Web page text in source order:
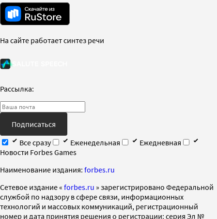
На сайте работает синтез речи
Рассылка:
Подписаться
Все сразу
Еженедельная
Ежедневная
Новости Forbes Games
Наименование издания: forbes.ru
Cетевое издание « forbes.ru » зарегистрировано Федеральной
службой по надзору в сфере связи, информационных
технологий и массовых коммуникаций, регистрационный
номер и дата принятия решения о регистрации: серия Эл №